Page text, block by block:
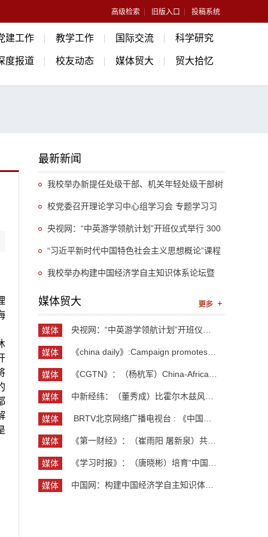
高级检索 旧版入口 投稿系统
建工作 教学工作 国际交流 科学研究
度报道 校友动态 媒体贸大 贸大拾忆
最新新闻
我校举办新提任处级干部、机关年轻处级干部树
立和践行正确政绩观专题培训班
校党委召开理论学习中心组学习会 专题学习习
近平总书记关于推动哲学社会科学高质量发展的重
要指示精神
央视网：“中英游学领航计划”开班仪式举行 300
余名英国学生开启“游学中国”旅程
“习近平新时代中国特色社会主义思想概论”课程
“UIBE新思想大讲堂”第九讲开讲
我校举办构建中国经济学自主知识体系论坛暨
《中国开放型经济学》教学研讨会
媒体贸大
媒体
媒体
媒体
媒体
媒体
媒体
媒体
媒体